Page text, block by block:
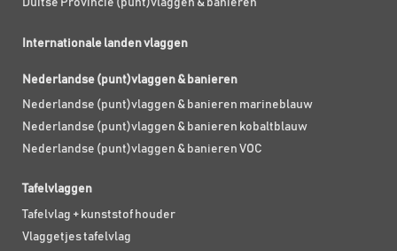
Duitse Provincie (punt)vlaggen & banieren
Internationale landen vlaggen
Nederlandse (punt)vlaggen & banieren
Nederlandse (punt)vlaggen & banieren marineblauw
Nederlandse (punt)vlaggen & banieren kobaltblauw
Nederlandse (punt)vlaggen & banieren VOC
Tafelvlaggen
Tafelvlag + kunststof houder
Vlaggetjes tafelvlag